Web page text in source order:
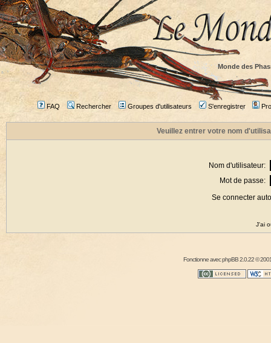
Monde des
FAQ Rechercher Groupes d'utilisateurs S'enregistrer
Veuillez entrer votre nom
Nom d'utilisateur:
Mot de passe:
Se connecter
J'ai
Fonctionne avecphpBB2.0.22 ©